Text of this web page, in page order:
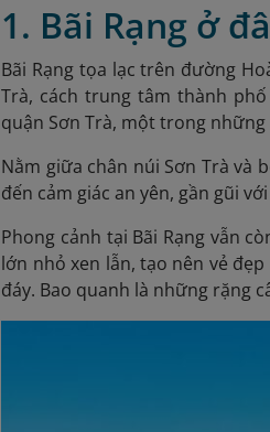
1. Bãi Rạng ở
Bãi Rạng tọa lạc trên đường
Trà, cách trung tâm thành
quận Sơn Trà, một trong
Nằm giữa chân núi Sơn Trà và
đến cảm giác an yên, gần gũi
Phong cảnh tại Bãi Rạng vẫn
lớn nhỏ xen lẫn, tạo nên vẻ
đáy. Bao quanh là những rặng